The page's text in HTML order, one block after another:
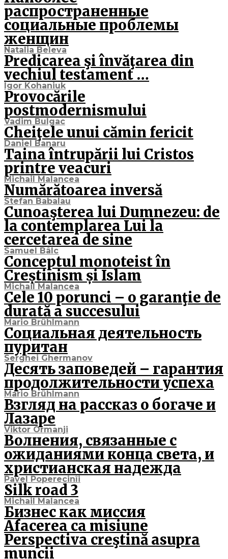
распространенные
социальные проблемы
женщин
Natalia Beleva
Predicarea şi învăţarea din
vechiul testament …
Igor Kohaniuk
Provocările
postmodernismului
Vadim Bulgac
Cheiţele unui cămin fericit
Daniel Banaru
Taina întrupării lui Cristos
printre veacuri
Michail Malancea
Numărătoarea inversă
Stefan Babalau
Cunoaşterea lui Dumnezeu: de
la contemplarea Lui la
cercetarea de sine
Samuel Bâlc
Conceptul monoteist în
Creștinism și Islam
Michail Malancea
Cele 10 porunci – o garanţie de
durată a succesului
Mario Brühlmann
Социальная деятельность
пуритан
Serghei Ghermanov
Десять заповедей – гарантия
продолжительности успеха
Mario Brühlmann
Взгляд на рассказ о богаче и
Лазаре
Viktor Ormanji
Волнения, связанные с
ожиданиями конца света, и
христианская надежда
Pavel Poperecinîi
Silk road 3
Michail Malancea
Бизнес как миссия
Afacerea ca misiune
Perspectiva creştină asupra
muncii